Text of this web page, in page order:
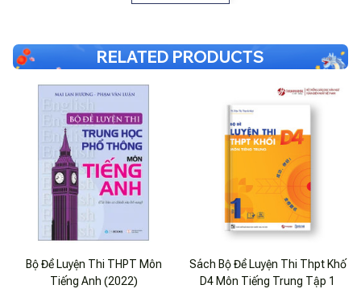
RELATED PRODUCTS
Bộ Đề Luyện Thi THPT Môn
Tiếng Anh (2022)
Sách Bộ Đề Luyện Thi Thpt Khố
D4 Môn Tiếng Trung Tập 1